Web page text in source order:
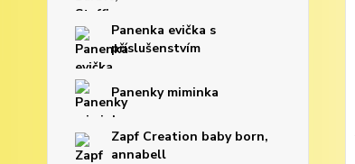
Panenka evička s
příslušenstvím
Panenky miminka
Zapf Creation baby born,
annabell